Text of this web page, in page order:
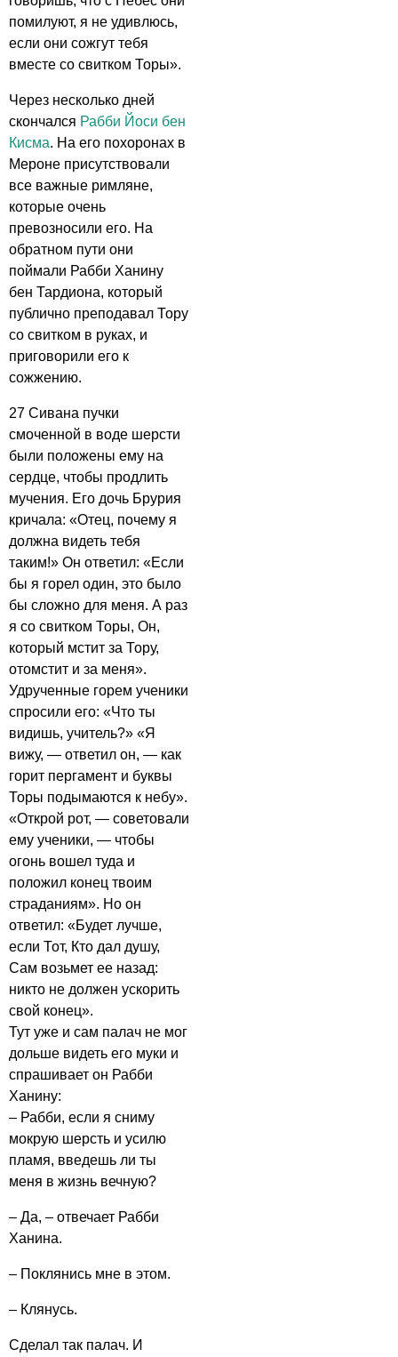
помилуют, я не удивлюсь,
если они сожгут тебя
вместе со свитком Торы».
Через несколько дней
скончался Рабби Йоси бен
Кисма. На его похоронах в
Мероне присутствовали
все важные римляне,
которые очень
превозносили его. На
обратном пути они
поймали Рабби Ханину
бен Тардиона, который
публично преподавал Тору
со свитком в руках, и
приговорили его к
сожжению.
27 Сивана пучки
смоченной в воде шерсти
были положены ему на
сердце, чтобы продлить
мучения. Его дочь Брурия
кричала: «Отец, почему я
должна видеть тебя
таким!» Он ответил: «Если
бы я горел один, это было
бы сложно для меня. А раз
я со свитком Торы, Он,
который мстит за Тору,
отомстит и за меня».
Удрученные горем ученики
спросили его: «Что ты
видишь, учитель?» «Я
вижу, — ответил он, — как
горит пергамент и буквы
Торы подымаются к небу».
«Открой рот, — советовали
ему ученики, — чтобы
огонь вошел туда и
положил конец твоим
страданиям». Но он
ответил: «Будет лучше,
если Тот, Кто дал душу,
Сам возьмет ее назад:
никто не должен ускорить
свой конец».
Тут уже и сам палач не мог
дольше видеть его муки и
спрашивает он Рабби
Ханину:
– Рабби, если я сниму
мокрую шерсть и усилю
пламя, введешь ли ты
меня в жизнь вечную?
– Да, – отвечает Рабби
Ханина.
– Поклянись мне в этом.
– Клянусь.
Сделал так палач. И